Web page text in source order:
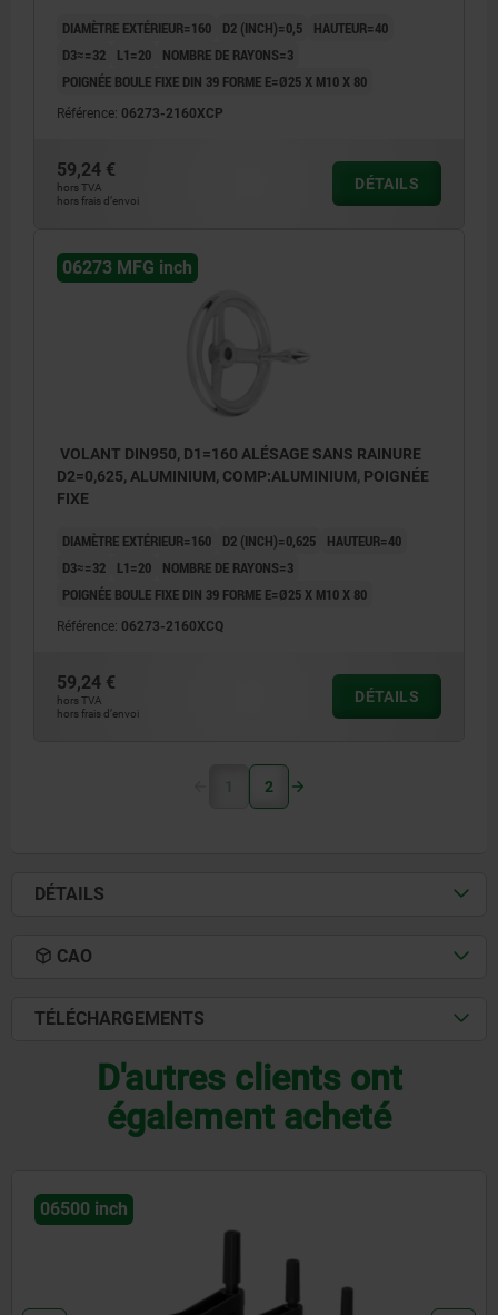
DIAMÈTRE EXTÉRIEUR=160 D2 (INCH)=0,5
HAUTEUR=40
D3≈=32
L1=20
NOMBRE DE RAYONS=3
POIGNÉE BOULE FIXE DIN 39 FORME E=Ø25 X M10 X 80
Référence: 06273-2160XCP
59,24 €
hors TVA
hors frais d’envoi
DÉTAILS
06273 MFG inch
VOLANT DIN950, D1=160 ALÉSAGE SANS RAINURE
D2=0,625, ALUMINIUM, COMP:ALUMINIUM, POIGNÉE
FIXE
DIAMÈTRE EXTÉRIEUR=160 D2 (INCH)=0,625
HAUTEUR=40
D3≈=32
L1=20
NOMBRE DE RAYONS=3
POIGNÉE BOULE FIXE DIN 39 FORME E=Ø25 X M10 X 80
Référence: 06273-2160XCQ
59,24 €
hors TVA
hors frais d’envoi
DÉTAILS
1 2
DÉTAILS
CAO
TÉLÉCHARGEMENTS
D'autres clients ont
également acheté
06500 inch